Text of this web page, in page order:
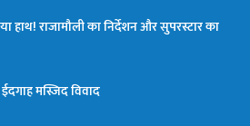
हाथ! राजामौली का निर्देशन और सुपरस्टार का
मस्जिद विवाद